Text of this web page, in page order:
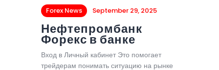
Forex News September 29, 2025
Нефтепромбанк
Форекс в банке
Вход в Личный кабинет Это помогает
трейдерам понимать ситуацию на рынке